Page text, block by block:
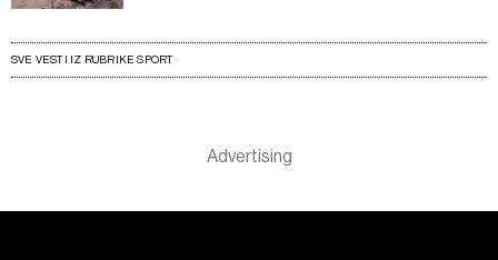
SVE VESTI IZ RUBRIKE SPORT